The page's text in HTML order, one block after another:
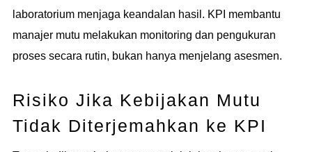
laboratorium menjaga keandalan hasil. KPI membantu
manajer mutu melakukan monitoring dan pengukuran
proses secara rutin, bukan hanya menjelang asesmen.
Risiko Jika Kebijakan Mutu
Tidak Diterjemahkan ke KPI